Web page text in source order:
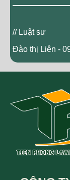
// Luật sư
Đào thị Liên -